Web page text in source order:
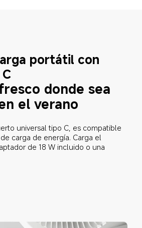
portátil con
donde sea
el verano
universal tipo C, es compatible
carga de energía. Carga el
de 18 W incluido o una